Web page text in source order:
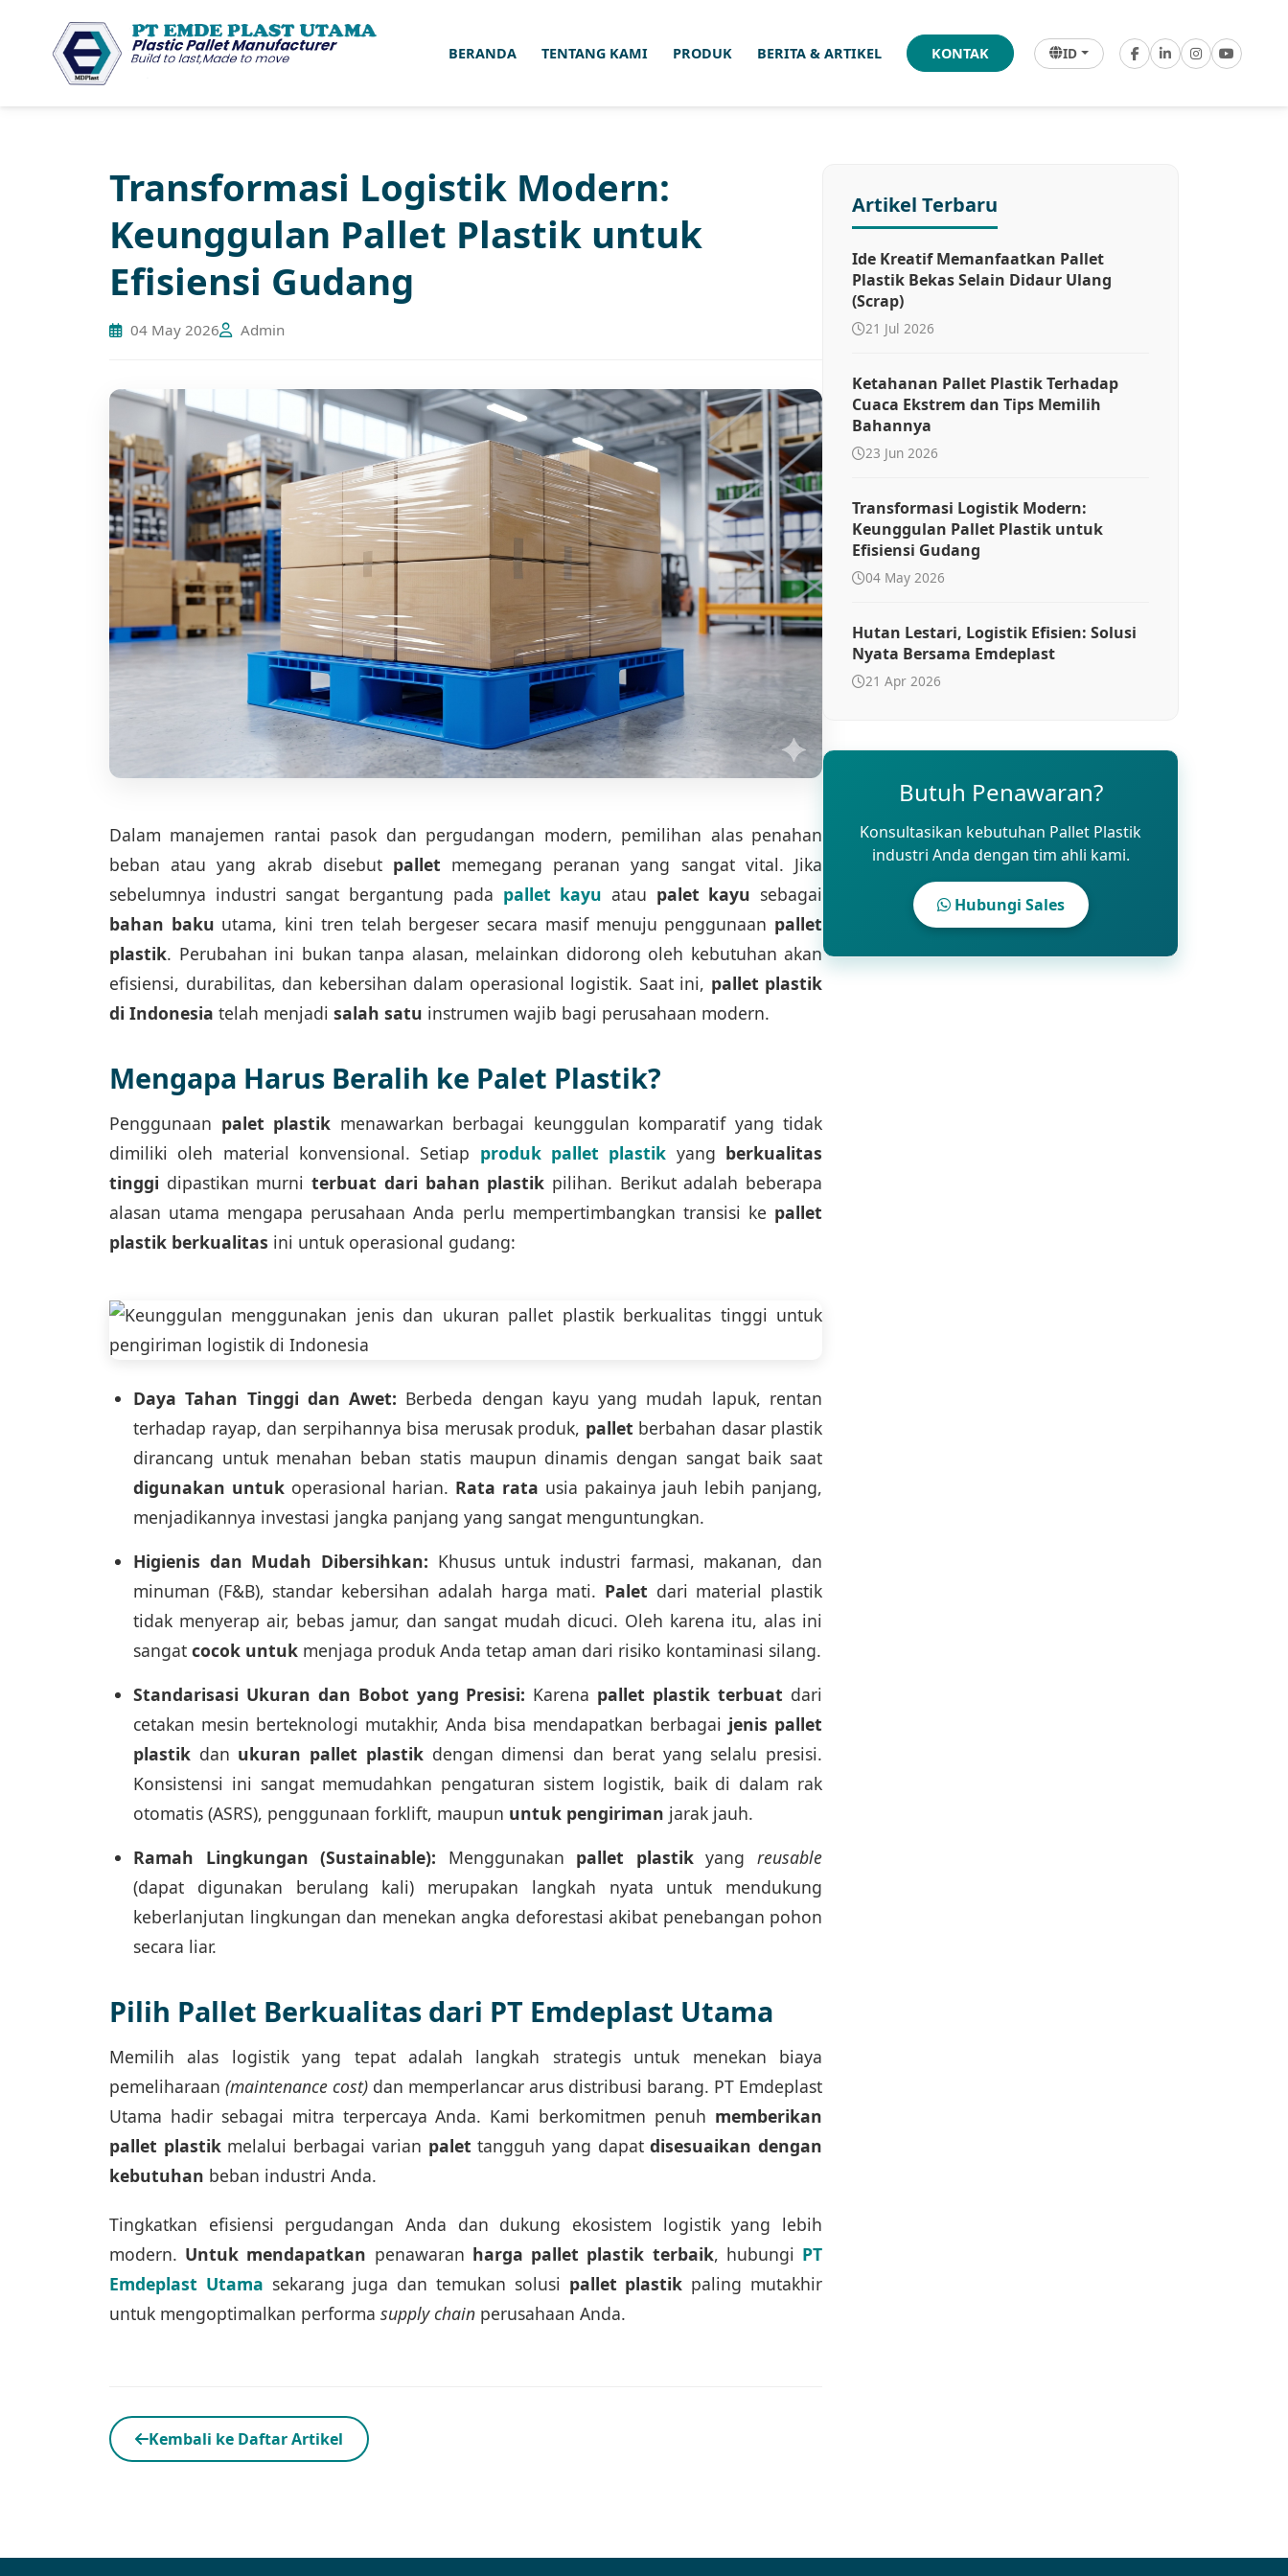
BERANDA TENTANG KAMI PRODUK BERITA & ARTIKEL KONTAK ID
Transformasi Logistik Modern:
Keunggulan Pallet Plastik untuk
Efisiensi Gudang
04 May 2026 Admin
Dalam manajemen rantai pasok dan pergudangan modern, pemilihan alas penahan
beban atau yang akrab disebut pallet memegang peranan yang sangat vital. Jika
sebelumnya industri sangat bergantung pada pallet kayu atau palet kayu sebagai
bahan baku utama, kini tren telah bergeser secara masif menuju penggunaan pallet
plastik. Perubahan ini bukan tanpa alasan, melainkan didorong oleh kebutuhan akan
efisiensi, durabilitas, dan kebersihan dalam operasional logistik. Saat ini, pallet plastik
di Indonesia telah menjadi salah satu instrumen wajib bagi perusahaan modern.
Mengapa Harus Beralih ke Palet Plastik?
Penggunaan palet plastik menawarkan berbagai keunggulan komparatif yang tidak
dimiliki oleh material konvensional. Setiap produk pallet plastik yang berkualitas
tinggi dipastikan murniterbuat dari bahan plastik pilihan. Berikut adalah beberapa
alasan utama mengapa perusahaan Anda perlu mempertimbangkan transisi ke pallet
plastik berkualitas ini untuk operasional gudang:
Daya Tahan Tinggi dan Awet: Berbeda dengan kayu yang mudah lapuk, rentan
terhadap rayap, dan serpihannya bisa merusak produk, pallet berbahan dasar plastik
dirancang untuk menahan beban statis maupun dinamis dengan sangat baik saat
digunakan untukoperasional harian. Rata rata usia pakainya jauh lebih panjang,
menjadikannya investasi jangka panjang yang sangat menguntungkan.
Higienis dan Mudah Dibersihkan: Khusus untuk industri farmasi, makanan, dan
minuman (F&B), standar kebersihan adalah harga mati. Palet dari material plastik
tidak menyerap air, bebas jamur, dan sangat mudah dicuci. Oleh karena itu, alas ini
sangat cocok untuk menjaga produk Anda tetap aman dari risiko kontaminasi silang.
Standarisasi Ukuran dan Bobot yang Presisi: Karena pallet plastik terbuat dari
cetakan mesin berteknologi mutakhir, Anda bisa mendapatkan berbagai jenis pallet
plastik dan ukuran pallet plastikdengan dimensi dan berat yang selalu presisi.
Konsistensi ini sangat memudahkan pengaturan sistem logistik, baik di dalam rak
otomatis (ASRS), penggunaan forklift, maupun untuk pengiriman jarak jauh.
Ramah Lingkungan (Sustainable): Menggunakan pallet plastikyangreusable
(dapat digunakan berulang kali) merupakan langkah nyata untuk mendukung
keberlanjutan lingkungan dan menekan angka deforestasi akibat penebangan pohon
secara liar.
Pilih Pallet Berkualitas dari PT Emdeplast Utama
Memilih alas logistik yang tepat adalah langkah strategis untuk menekan biaya
pemeliharaan (maintenance cost) dan memperlancar arus distribusi barang. PT Emdeplast
Utama hadir sebagai mitra terpercaya Anda. Kami berkomitmen penuh memberikan
pallet plastikmelalui berbagai varian palet tangguh yang dapatdisesuaikan dengan
kebutuhan beban industri Anda.
Tingkatkan efisiensi pergudangan Anda dan dukung ekosistem logistik yang lebih
modern. Untuk mendapatkan penawaran harga pallet plastik terbaik, hubungi PT
Emdeplast Utama sekarang juga dan temukan solusi pallet plastik paling mutakhir
untuk mengoptimalkan performa supply chain perusahaan Anda.
Kembali ke Daftar Artikel
Artikel Terbaru
Ide Kreatif Memanfaatkan Pallet
Plastik Bekas Selain Didaur Ulang
(Scrap)
21 Jul 2026
Ketahanan Pallet Plastik Terhadap
Cuaca Ekstrem dan Tips Memilih
Bahannya
23 Jun 2026
Transformasi Logistik Modern:
Keunggulan Pallet Plastik untuk
Efisiensi Gudang
04 May 2026
Hutan Lestari, Logistik Efisien: Solusi
Nyata Bersama Emdeplast
21 Apr 2026
Butuh Penawaran?
Konsultasikan kebutuhan Pallet Plastik
industri Anda dengan tim ahli kami.
Hubungi Sales